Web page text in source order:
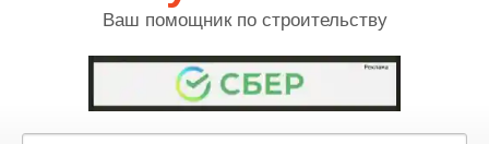
Ваш помощник по строительству